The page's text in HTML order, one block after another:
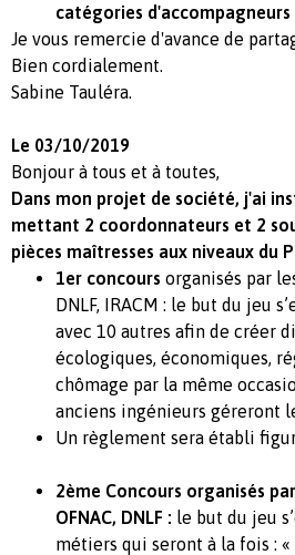
catégories
Je vous remercie d'avance de
Bien cordialement.
Sabine Tauléra.
Le 03/10/2019
Bonjour à tous et à toutes,
Dans mon projet de société, j'ai
mettant 2 coordonnateurs et 2
pièces maîtresses aux niveaux du
1er concours organisés par
DNLF, IRACM : le but du jeu
avec 10 autres afin de créer
écologiques, économiques,
chômage par la même
anciens ingénieurs géreront
Un règlement sera établi
2ème Concours organisés
OFNAC, DNLF : le but du jeu
métiers qui seront à la fois :